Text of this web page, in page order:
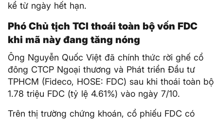
kể từ ngày hết hạn.
Phó Chủ tịch TCI thoái toàn bộ vốn FDC
khi mã này đang tăng nóng
Ông Nguyễn Quốc Việt đã chính thức rời ghế cổ
đông CTCP Ngoại thương và Phát triển Đầu tư
TPHCM (Fideco, HOSE: FDC) sau khi thoái toàn bộ
1.78 triệu FDC (tỷ lệ 4.61%) vào ngày 7/10.
Trên thị trường chứng khoán, cổ phiếu FDC có